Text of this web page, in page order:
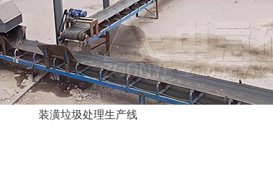
装潢垃圾处理生产线